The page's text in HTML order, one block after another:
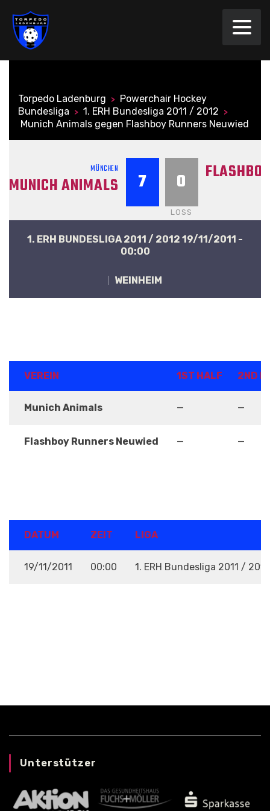
Torpedo Ladenburg > Powerchair Hockey
Bundesliga
> 1. ERH Bundesliga 2011 / 2012 >
Munich Animals gegen Flashboy Runners Neuwied
MÜNCHEN
MUNICH ANIMALS 7 0
LOSS
1. ERH BUNDESLIGA 2011 / 2012 19/11/2011 -
00:00
WEINHEIM
VEREIN 1ST HALF 2ND
Munich Animals — —
Flashboy Runners Neuwied — —
DATUM ZEIT LIGA
19/11/2011 00:00 1. ERH Bundesliga 2011 / 2012
Unterstützer